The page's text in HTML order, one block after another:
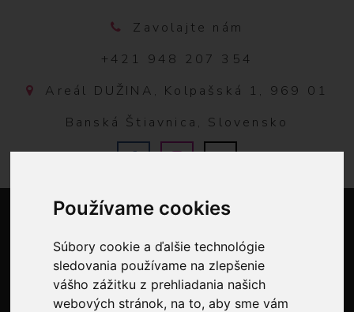
Používame cookies
Súbory cookie a ďalšie technológie
sledovania používame na zlepšenie
vášho zážitku z prehliadania našich
webových stránok, na to, aby sme vám
Zavolajte nám
+421 948 207 354
Areál DUŽINA, Kolpašská 1, 969 01
Banská Štiavnica, Slovensko
0